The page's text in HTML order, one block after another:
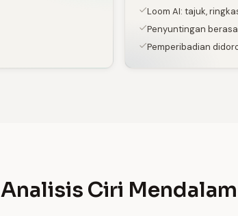
Loom AI: tajuk,
Penyuntingan
Pemperibadian
Analisis Ciri Mendalam